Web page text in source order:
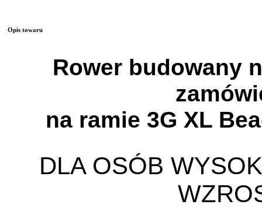
Opis towaru
Rower budowany
na ramie 3G XL
DLA OSÓB